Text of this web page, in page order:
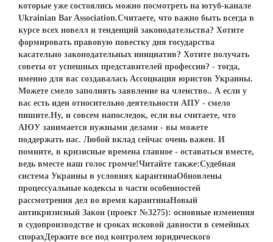
которые уже состоялись можно посмотреть на ютуб-канале
Ukrainian Bar Association.Считаете, что важно быть всегда в
курсе всех новелл и тенденций законодательства? Хотите
формировать правовую повестку дня государства
касательно законодательных инициатив? Хотите получать
советы от успешных представителей профессии? - тогда,
именно для вас создавалась Ассоциация юристов Украины.
Можете смело заполнять заявление на членство.. А если у
вас есть идеи относительно деятельности АПУ - смело
пишите.Ну, и совсем напоследок, если вы считаете, что
АЮУ занимается нужными делами - вы можете
поддержать нас. Любой вклад сейчас очень важен. И
помните, в кризисные времена главное - оставаться вместе,
ведь вместе наш голос громче!Читайте также:Судебная
система Украины в условиях карантинаОбновлены
процессуальные кодексы в части особенностей
рассмотрения дел во время карантинаНовый
антикризисный Закон (проект №3275): основные изменения
в судопроизводстве и сроках исковой давности в семейных
спорахДержите все под контролем юридического